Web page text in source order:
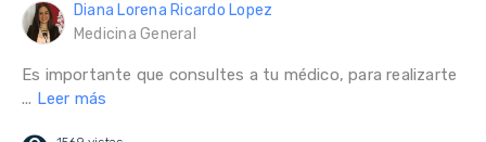
Diana Lorena Ricardo Lopez
Medicina General
Es importante que consultes a tu médico, para realizarte
... Leer más